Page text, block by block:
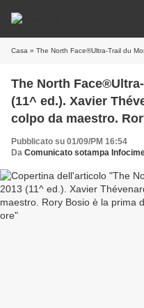
Casa » The North Face®Ultra-Trail du Mont-Blanc® 2013 (11^ ed.). Xavier
The North
(11^ ed.). Xavier
colpo da maestro.
a chiudere il giro in
Pubblicato su 01/09/PM 16:54
Da Comunicato sotampa